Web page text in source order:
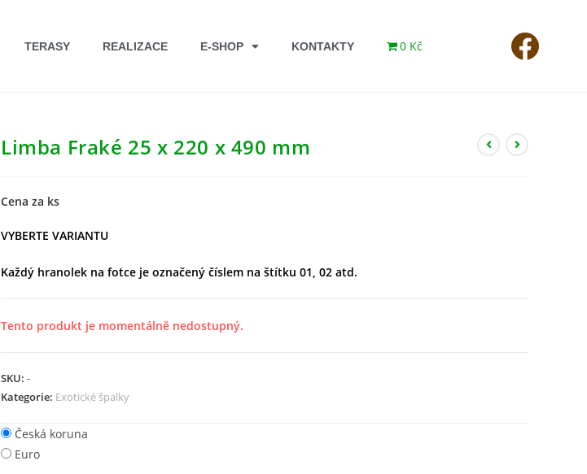
TERASY REALIZACE E-SHOP KONTAKTY 0 Kč
Limba Fraké 25 x 220 x 490 mm
Cena za ks
VYBERTE VARIANTU
Každý hranolek na fotce je označený číslem na štítku 01, 02 atd.
Tento produkt je momentálně nedostupný.
SKU: -
Kategorie: Exotické špalky
Česká koruna
Euro